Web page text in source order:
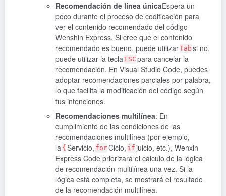
Recomendación de línea únicaEspera un
poco durante el proceso de codificación para
ver el contenido recomendado del código
Wenshin Express. Si cree que el contenido
recomendado es bueno, puede utilizarTab si no,
puede utilizar la tecla ESC para cancelar la
recomendación. En Visual Studio Code, puedes
adoptar recomendaciones parciales por palabra,
lo que facilita la modificación del código según
tus intenciones.
Recomendaciones multilínea: En
cumplimiento de las condiciones de las
recomendaciones multilínea (por ejemplo,
la { Servicio, forCiclo, if juicio, etc.), Wenxin
Express Code priorizará el cálculo de la lógica
de recomendación multilínea una vez. Si la
lógica está completa, se mostrará el resultado
de la recomendación multilínea.